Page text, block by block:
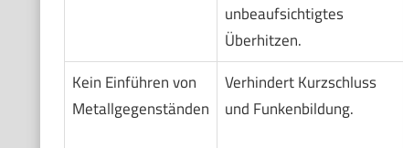
unbeaufsichtigtes
Überhitzen.
Kein Einführen von
Metallgegenständen
Verhindert Kurzschluss
und Funkenbildung.